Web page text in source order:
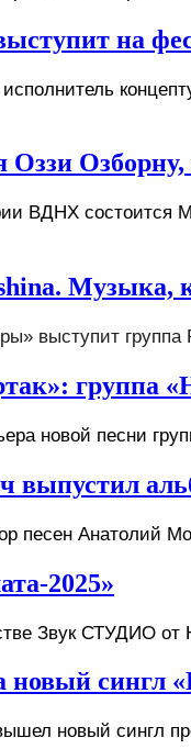
на
ВДНХ состоится
Музыка,
выступит
группа
новой песни
песен Анатолий
2025»
Звук СТУДИО от
новый
новый сингл